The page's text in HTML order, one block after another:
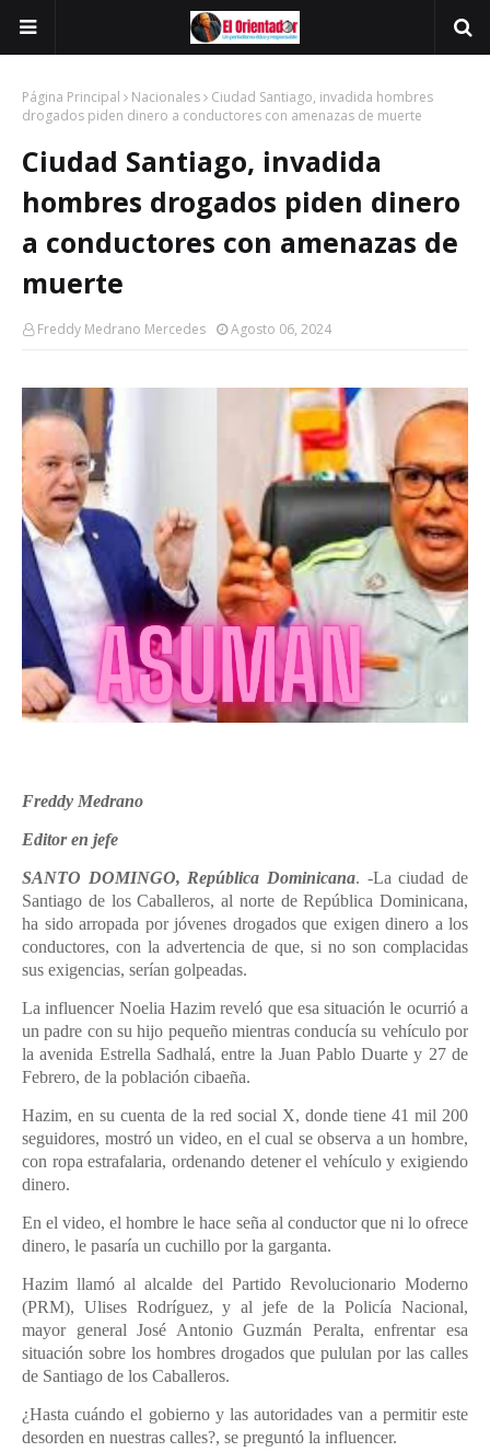
Página Principal Nacionales
Ciudad Santiago, invadida hombres
drogados piden dinero a conductores con amenazas de muerte
Ciudad Santiago, invadida
hombres drogados piden dinero
a conductores con amenazas de
muerte
Freddy Medrano Mercedes Agosto 06, 2024
Freddy Medrano
Editor en jefe
SANTO DOMINGO, República Dominicana. -La ciudad de
Santiago de los Caballeros, al norte de República Dominicana,
ha sido arropada por jóvenes drogados que exigen dinero a los
conductores, con la advertencia de que, si no son complacidas
sus exigencias, serían golpeadas.
La influencer Noelia Hazim reveló que esa situación le ocurrió a
un padre con su hijo pequeño mientras conducía su vehículo por
la avenida Estrella Sadhalá, entre la Juan Pablo Duarte y 27 de
Febrero, de la población cibaeña.
Hazim, en su cuenta de la red social X, donde tiene 41 mil 200
seguidores, mostró un video, en el cual se observa a un hombre,
con ropa estrafalaria, ordenando detener el vehículo y exigiendo
dinero.
En el video, el hombre le hace seña al conductor que ni lo ofrece
dinero, le pasaría un cuchillo por la garganta.
Hazim llamó al alcalde del Partido Revolucionario Moderno
(PRM), Ulises Rodríguez, y al jefe de la Policía Nacional,
mayor general José Antonio Guzmán Peralta, enfrentar esa
situación sobre los hombres drogados que pululan por las calles
de Santiago de los Caballeros.
¿Hasta cuándo el gobierno y las autoridades van a permitir este
desorden en nuestras calles?, se preguntó la influencer.